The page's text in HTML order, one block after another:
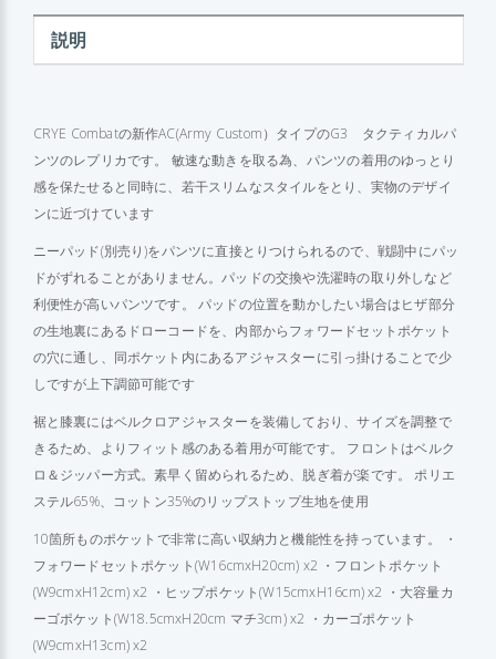
説明
CRYE Combatの新作AC(Army Custom）タイプのG3 タクティカルパ
ンツのレプリカです。 敏速な動きを取る為、パンツの着用のゆっとり
感を保たせると同時に、若干スリムなスタイルをとり、実物のデザイ
ンに近づけています
ニーパッド(別売り)をパンツに直接とりつけられるので、戦闘中にパッ
ドがずれることがありません。パッドの交換や洗濯時の取り外しなど
利便性が高いパンツです。 パッドの位置を動かしたい場合はヒザ部分
の生地裏にあるドローコードを、内部からフォワードセットポケット
の穴に通し、同ポケット内にあるアジャスターに引っ掛けることで少
しですが上下調節可能です
裾と膝裏にはベルクロアジャスターを装備しており、サイズを調整で
きるため、よりフィット感のある着用が可能です。 フロントはベルク
ロ＆ジッパー方式。素早く留められるため、脱ぎ着が楽です。 ポリエ
ステル65%、コットン35%のリップストップ生地を使用
10箇所ものポケットで非常に高い収納力と機能性を持っています。 ・
フォワードセットポケット(W16cmxH20cm) x2 ・フロントポケット
(W9cmxH12cm) x2 ・ヒップポケット(W15cmxH16cm) x2 ・大容量カ
ーゴポケット(W18.5cmxH20cm マチ3cm) x2 ・カーゴポケット
(W9cmxH13cm) x2